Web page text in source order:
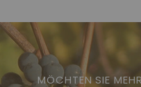
MÖCHTEN SIE